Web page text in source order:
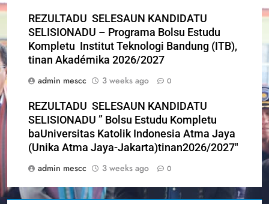
REZULTADU SELESAUN KANDIDATU
SELISIONADU – Programa Bolsu Estudu
Kompletu Institut Teknologi Bandung (ITB),
tinan Akadémika 2026/2027
admin mescc
3 weeks ago 0
REZULTADU SELESAUN KANDIDATU
SELISIONADU ” Bolsu Estudu Kompletu
baUniversitas Katolik Indonesia Atma Jaya
(Unika Atma Jaya-Jakarta)tinan2026/2027″
admin mescc
3 weeks ago 0